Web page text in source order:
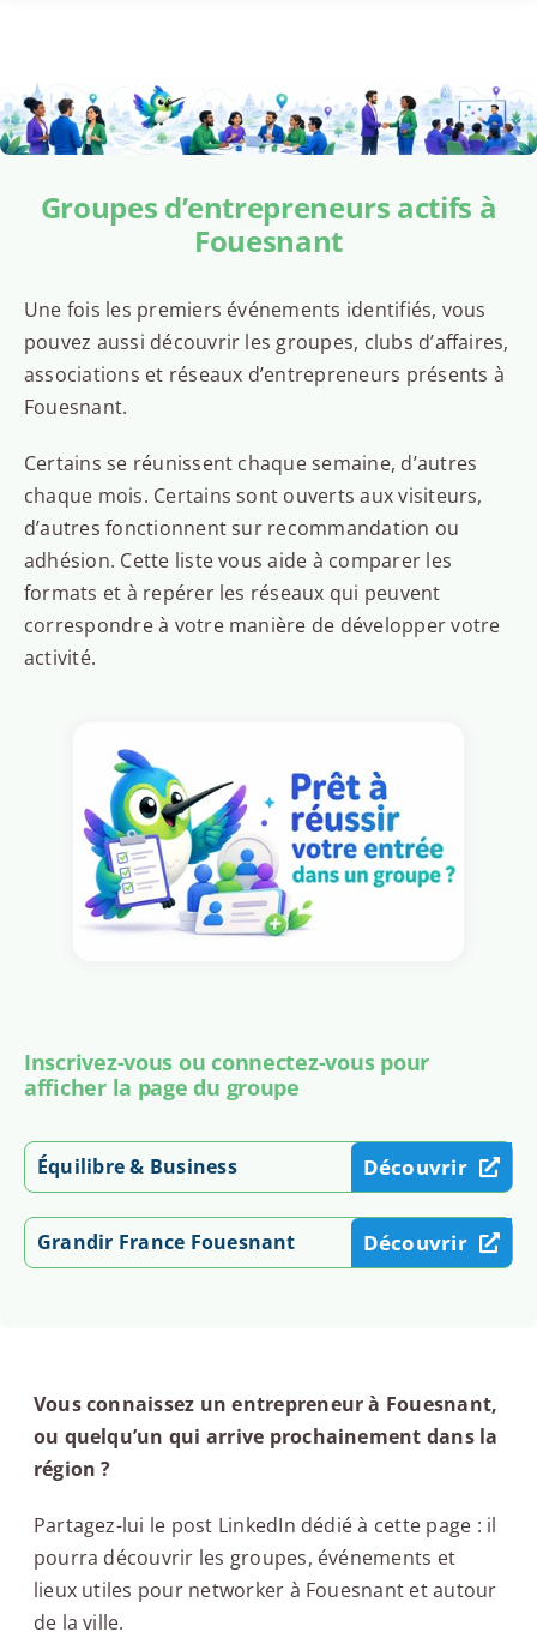
Groupes d’entrepreneurs actifs à
Fouesnant
Une fois les premiers événements identifiés, vous
pouvez aussi découvrir les groupes, clubs d’affaires,
associations et réseaux d’entrepreneurs présents à
Fouesnant.
Certains se réunissent chaque semaine, d’autres
chaque mois. Certains sont ouverts aux visiteurs,
d’autres fonctionnent sur recommandation ou
adhésion. Cette liste vous aide à comparer les
formats et à repérer les réseaux qui peuvent
correspondre à votre manière de développer votre
activité.
Inscrivez-vous ou connectez-vous pour
afficher la page du groupe
Équilibre & Business Découvrir
Grandir France Fouesnant Découvrir
Vous connaissez un entrepreneur à Fouesnant,
ou quelqu’un qui arrive prochainement dans la
région ?
Partagez-lui le post LinkedIn dédié à cette page : il
pourra découvrir les groupes, événements et
lieux utiles pour networker à Fouesnant et autour
de la ville.